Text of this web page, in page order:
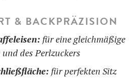
& BACKPRÄZISION
für eine gleichmäßige
des Perlzuckers
für perfekten Sitz